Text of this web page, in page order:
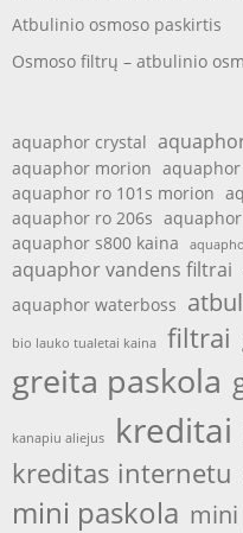
Atbulinio osmoso paskirtis
Osmoso filtrų – atbulinio
aquaphor crystal
aquaphor morion aquaphor
aquaphor ro 101s morion
aquaphor ro 206s
aquaphor s800 kaina
aquaphor vandens filtrai
aquaphor waterboss
bio lauko tualetai kaina filtrai
greita paskola
kanapiu aliejus kreditai
kreditas internetu
mini paskola